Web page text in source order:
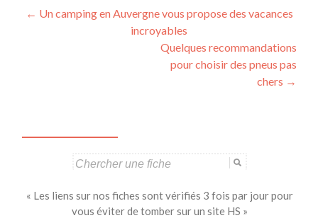
Navigation
← Un camping en Auvergne vous propose des vacances
incroyables
Quelques recommandations
pour choisir des pneus pas
chers →
« Les liens sur nos fiches sont vérifiés 3 fois par jour pour
vous éviter de tomber sur un site HS »